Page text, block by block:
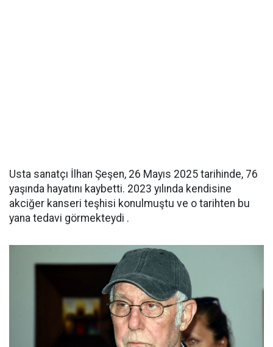
Usta sanatçı İlhan Şeşen, 26 Mayıs 2025 tarihinde, 76
yaşında hayatını kaybetti. 2023 yılında kendisine
akciğer kanseri teşhisi konulmuştu ve o tarihten bu
yana tedavi görmekteydi .